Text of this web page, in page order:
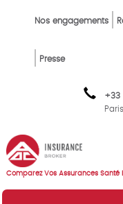
Top
FR
Nos engagements
Presse
+33
Paris
Comparez Vos Assurances Santé